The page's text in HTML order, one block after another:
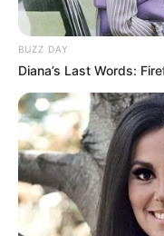
Film
Rompis 2 the Movie (-),
Angel: My Idiot
Warkop DKI Kartun(-)
Jadi Tuh Barang (2025)
Setetes Embun Cinta
Angel: Kami Semua
BUZZ DAY
Diana’s Last Words: